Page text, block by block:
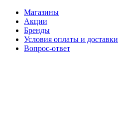
Магазины
Акции
Бренды
Условия оплаты и доставки
Вопрос-ответ